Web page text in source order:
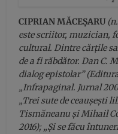
CIPRIAN MĂCEȘARU
este scriitor, muzician,
cultural. Dintre cărțile
de a fi răbdător. Dan C.
dialog epistolar”
„Infrapaginal. Jurnal
„Trei sute de ceaușești
Tismăneanu și Mihail
2016); „Și se făcu